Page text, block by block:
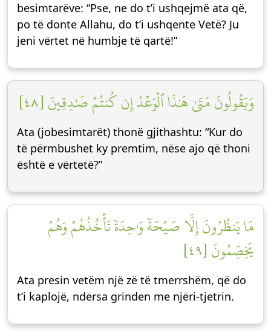
besimtarëve: “Pse, ne do t’i ushqejmë ata që,
po të donte Allahu, do t’i ushqente Vetë? Ju
jeni vërtet në humbje të qartë!”
وَيَقُولُونَ مَتَىٰ هَٰذَا ٱلۡوَعۡدُ إِن كُنتُمۡ صَٰدِقِينَ [٤٨]
Ata (jobesimtarët) thonë gjithashtu: “Kur do
të përmbushet ky premtim, nëse ajo që thoni
është e vërtetë?”
مَا يَنظُرُونَ إِلَّا صَيۡحَةٗ وَٰحِدَةٗ تَأۡخُذُهُمۡ وَهُمۡ
يَخِصِّمُونَ [٤٩]
Ata presin vetëm një zë të tmerrshëm, që do
t’i kaplojë, ndërsa grinden me njëri-tjetrin.